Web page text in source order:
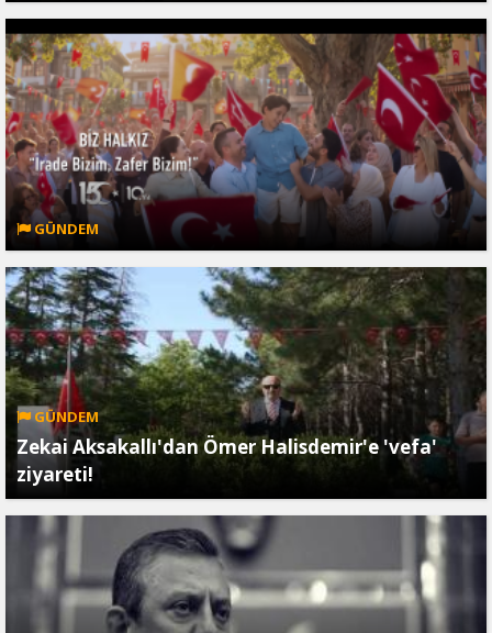
GÜNDEM
GÜNDEM
Zekai Aksakallı'dan Ömer Halisdemir'e 'vefa'
ziyareti!